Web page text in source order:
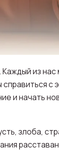
из
и начать
злоба,